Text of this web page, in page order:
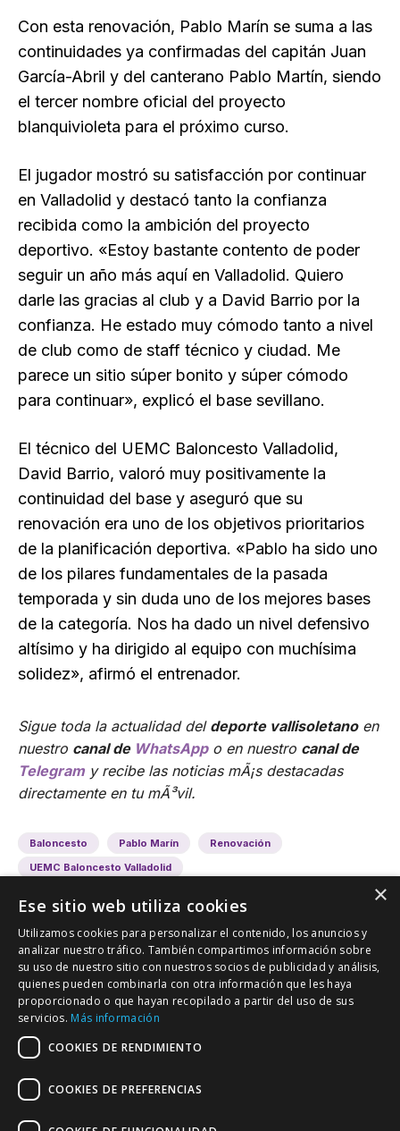
Con esta renovación, Pablo Marín se suma a las
continuidades ya confirmadas del capitán Juan
García-Abril y del canterano Pablo Martín, siendo
el tercer nombre oficial del proyecto
blanquivioleta para el próximo curso.
El jugador mostró su satisfacción por continuar
en Valladolid y destacó tanto la confianza
recibida como la ambición del proyecto
deportivo. «Estoy bastante contento de poder
seguir un año más aquí en Valladolid. Quiero
darle las gracias al club y a David Barrio por la
confianza. He estado muy cómodo tanto a nivel
de club como de staff técnico y ciudad. Me
parece un sitio súper bonito y súper cómodo
para continuar», explicó el base sevillano.
El técnico del UEMC Baloncesto Valladolid,
David Barrio, valoró muy positivamente la
continuidad del base y aseguró que su
renovación era uno de los objetivos prioritarios
de la planificación deportiva. «Pablo ha sido uno
de los pilares fundamentales de la pasada
temporada y sin duda uno de los mejores bases
de la categoría. Nos ha dado un nivel defensivo
altísimo y ha dirigido al equipo con muchísima
solidez», afirmó el entrenador.
Sigue toda la actualidad del deporte vallisoletanoen
nuestro canal de WhatsAppo en nuestro canal de
Telegramy recibe las noticias mÃ¡s destacadas
directamente en tu mÃ³vil.
Baloncesto Pablo Marín
Renovación
UEMC Baloncesto Valladolid
VALLADOLID DEPORTIVO
Colaboración Contacto
×
Ese sitio web utiliza cookies
Utilizamos cookies para personalizar el contenido, los anuncios y
analizar nuestro tráfico. También compartimos información sobre
su uso de nuestro sitio con nuestros socios de publicidad y análisis,
quienes pueden combinarla con otra información que les haya
proporcionado o que hayan recopilado a partir del uso de sus
servicios. Más información
COOKIES DE RENDIMIENTO
COOKIES DE PREFERENCIAS